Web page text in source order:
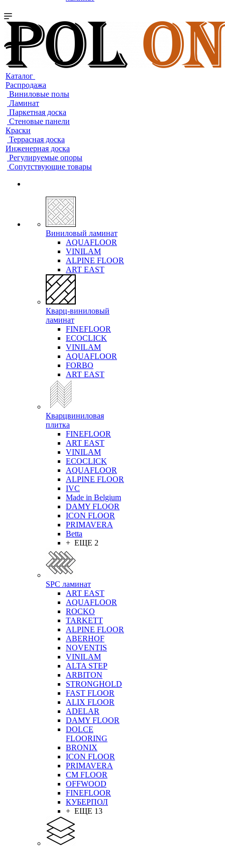
Каталог
Распродажа
Виниловые полы
Ламинат
Паркетная доска
Стеновые панели
Краски
Террасная доска
Инженерная доска
Регулируемые опоры
Сопутствующие товары
Виниловый ламинат
AQUAFLOOR
VINILAM
ALPINE FLOOR
ART EAST
Кварц-виниловый
ламинат
FINEFLOOR
ECOCLICK
VINILAM
AQUAFLOOR
FORBO
ART EAST
Кварцвиниловая
плитка
FINEFLOOR
ART EAST
VINILAM
ECOCLICK
AQUAFLOOR
ALPINE FLOOR
IVC
Made in Belgium
DAMY FLOOR
ICON FLOOR
PRIMAVERA
Betta
+ ЕЩЕ 2
SPC ламинат
ART EAST
AQUAFLOOR
ROCKO
TARKETT
ALPINE FLOOR
ABERHOF
NOVENTIS
VINILAM
ALTA STEP
ARBITON
STRONGHOLD
FAST FLOOR
ALIX FLOOR
ADELAR
DAMY FLOOR
DOLCE
FLOORING
BRONIX
ICON FLOOR
PRIMAVERA
CM FLOOR
OFFWOOD
FINEFLOOR
КУБЕРПОЛ
+ ЕЩЕ 13